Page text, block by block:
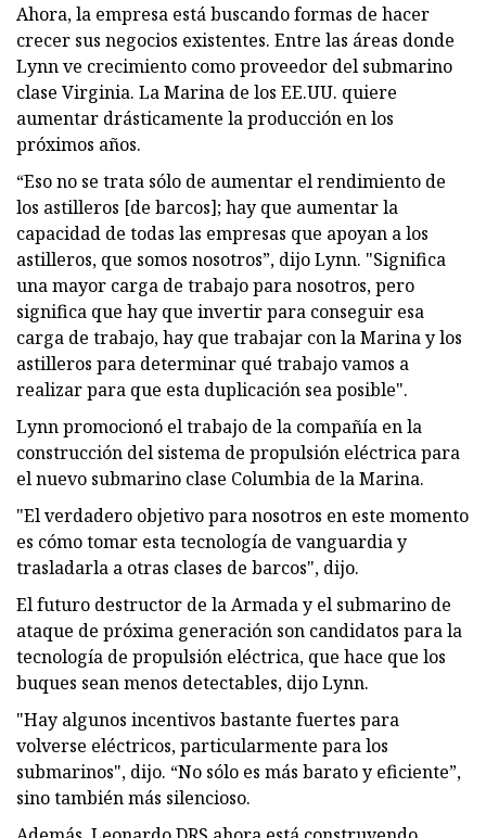
Ahora, la empresa está buscando formas de hacer
crecer sus negocios existentes. Entre las áreas donde
Lynn ve crecimiento como proveedor del submarino
clase Virginia. La Marina de los EE.UU. quiere
aumentar drásticamente la producción en los
próximos años.
“Eso no se trata sólo de aumentar el rendimiento de
los astilleros [de barcos]; hay que aumentar la
capacidad de todas las empresas que apoyan a los
astilleros, que somos nosotros”, dijo Lynn. "Significa
una mayor carga de trabajo para nosotros, pero
significa que hay que invertir para conseguir esa
carga de trabajo, hay que trabajar con la Marina y los
astilleros para determinar qué trabajo vamos a
realizar para que esta duplicación sea posible".
Lynn promocionó el trabajo de la compañía en la
construcción del sistema de propulsión eléctrica para
el nuevo submarino clase Columbia de la Marina.
"El verdadero objetivo para nosotros en este momento
es cómo tomar esta tecnología de vanguardia y
trasladarla a otras clases de barcos", dijo.
El futuro destructor de la Armada y el submarino de
ataque de próxima generación son candidatos para la
tecnología de propulsión eléctrica, que hace que los
buques sean menos detectables, dijo Lynn.
"Hay algunos incentivos bastante fuertes para
volverse eléctricos, particularmente para los
submarinos", dijo. “No sólo es más barato y eficiente”,
sino también más silencioso.